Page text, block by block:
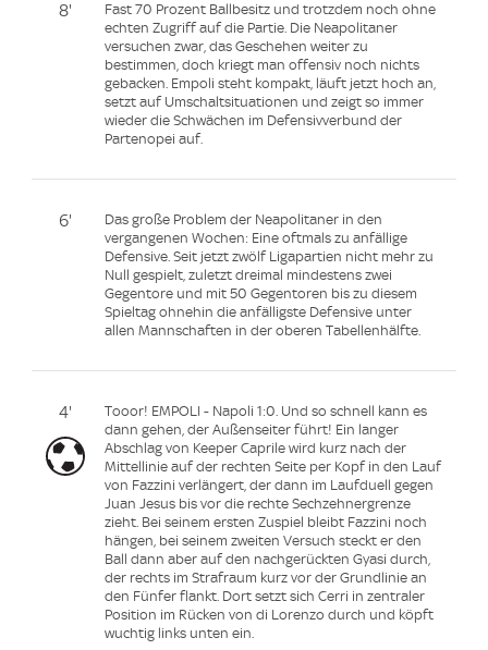
8'
Fast 70 Prozent Ballbesitz und trotzdem noch ohne
echten Zugriff auf die Partie. Die Neapolitaner
versuchen zwar, das Geschehen weiter zu
bestimmen, doch kriegt man offensiv noch nichts
gebacken. Empoli steht kompakt, läuft jetzt hoch an,
setzt auf Umschaltsituationen und zeigt so immer
wieder die Schwächen im Defensivverbund der
Partenopei auf.
6'
Das große Problem der Neapolitaner in den
vergangenen Wochen: Eine oftmals zu anfällige
Defensive. Seit jetzt zwölf Ligapartien nicht mehr zu
Null gespielt, zuletzt dreimal mindestens zwei
Gegentore und mit 50 Gegentoren bis zu diesem
Spieltag ohnehin die anfälligste Defensive unter
allen Mannschaften in der oberen Tabellenhälfte.
4'
Tooor! EMPOLI - Napoli 1:0. Und so schnell kann es
dann gehen, der Außenseiter führt! Ein langer
Abschlag von Keeper Caprile wird kurz nach der
Mittellinie auf der rechten Seite per Kopf in den Lauf
von Fazzini verlängert, der dann im Laufduell gegen
Juan Jesus bis vor die rechte Sechzehnergrenze
zieht. Bei seinem ersten Zuspiel bleibt Fazzini noch
hängen, bei seinem zweiten Versuch steckt er den
Ball dann aber auf den nachgerückten Gyasi durch,
der rechts im Strafraum kurz vor der Grundlinie an
den Fünfer flankt. Dort setzt sich Cerri in zentraler
Position im Rücken von di Lorenzo durch und köpft
wuchtig links unten ein.